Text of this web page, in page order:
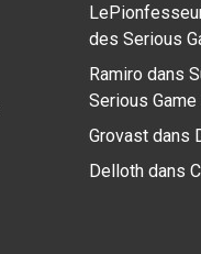
des Serious
Ramiro dans
Serious
Grovast dans
Delloth dans